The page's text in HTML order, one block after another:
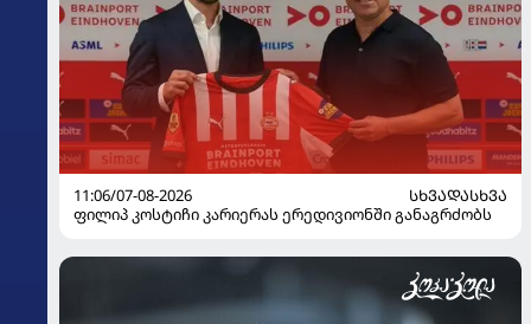
11:06/07-08-2026
ᲡᲮᲕᲐᲓᲐᲡᲮᲕᲐ
ფილიპ კოსტიჩი კარიერას ერედივიონში განაგრძობს